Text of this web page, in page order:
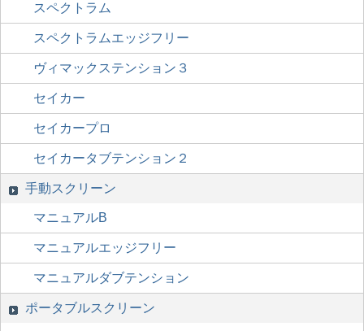
スペクトラム
スペクトラムエッジフリー
ヴィマックステンション３
セイカー
セイカープロ
セイカータブテンション２
手動スクリーン
マニュアルB
マニュアルエッジフリー
マニュアルダブテンション
ポータブルスクリーン